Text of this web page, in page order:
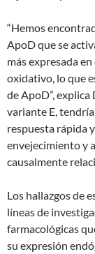
“Hemos
ApoD que se
más expresada
oxidativo, lo que
de ApoD”,
variante E,
respuesta rápida
envejecimiento y
causalmente
Los hallazgos de
líneas de
farmacológicas
su expresión